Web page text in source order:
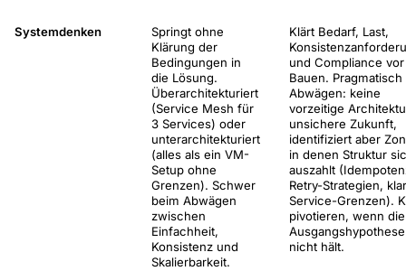
Systemdenken
Springt ohne
Klärung der
Bedingungen in
die Lösung.
Überarchitekturiert
(Service Mesh für
3 Services) oder
unterarchitekturiert
(alles als ein VM-
Setup ohne
Grenzen). Schwer
beim Abwägen
zwischen
Einfachheit,
Konsistenz und
Skalierbarkeit.
Klärt Bedarf, Last,
und Compliance
Bauen.
Abwägen: keine
vorzeitige
unsichere Zukunft,
identifiziert aber
in denen Struktur
auszahlt
Retry-Strategien,
Service-Grenzen).
pivotieren, wenn die
Ausgangshypothese
nicht hält.